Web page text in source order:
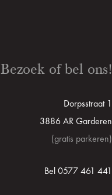
Bezoek of bel ons!
Dorpsstraat 1
3886 AR Garderen
(gratis parkeren)
Bel 0577 461 441